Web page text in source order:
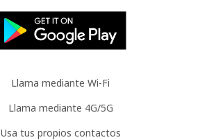
Llama mediante Wi-Fi
Llama mediante 4G/5G
Usa tus propios contactos